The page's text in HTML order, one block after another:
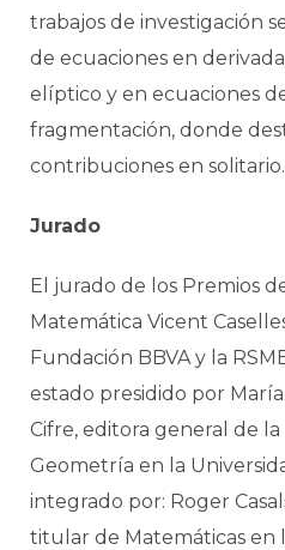
trabajos de investigación
de ecuaciones en
elíptico y en ecuaciones
fragmentación, donde
contribuciones en solitario.
Jurado
El jurado de los Premios
Matemática Vicent
Fundación BBVA y la
estado presidido por
Cifre, editora general de
Geometría en la
integrado por: Roger
titular de Matemáticas en